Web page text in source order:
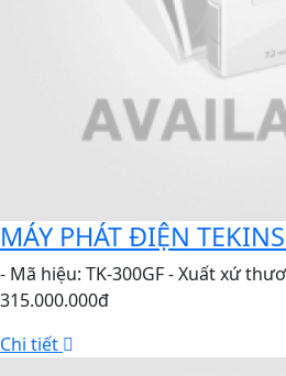
MÁY PHÁT ĐIỆN
- Mã hiệu: TK-300GF - Xuất xứ
315.000.000đ
Chi tiết